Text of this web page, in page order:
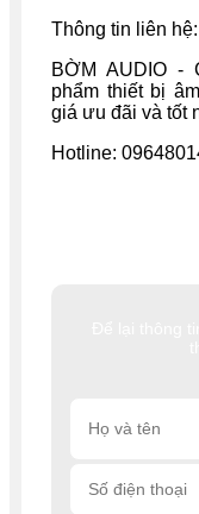
Thông tin liên hệ:
BỜM AUDIO -
phẩm thiết bị
giá ưu đãi và tốt
Hotline: